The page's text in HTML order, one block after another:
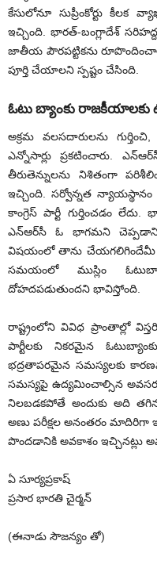
కేసులోనూ సుప్రీంకోర్టు కీలక
ఇచ్చింది. భారత్‌-బంగ్లాదేశ్‌
జాతీయ పౌరపట్టికను
పూర్తి చేయాలని స్పష్టం చేసింది.
ఓటు బ్యాంకు
అక్రమ వలసదారులను
ఎన్నోసార్లు ప్రకటించారు.
తీరుతెన్నులను నిశితంగా
ఇచ్చింది. సర్వోన్నత న్యాయస్థానం
కాంగ్రెస్‌ పార్టీ గుర్తించడం
ఎన్‌ఆర్‌సీ ఓ భాగమని
విషయంలో తాను చేయగలిగిందేమీ
సమయంలో ముస్లిం
దోహదపడుతుందని భావిస్తోంది.
రాష్ట్రంలోని వివిధ ప్రాంతాల్లో
పార్టీలకు నికరమైన
భద్రతాపరమైన సమస్యలకు
సమస్యపై ఉద్యమించాల్సిన అవసరం
నిలబడకపోతే అందుకు అది
అణు పరీక్షల అనంతరం మాదిరిగా
పొందడానికి అవకాశం ఇచ్చినట్లు
ఏ సూర్యప్రకాష్
ప్రసార భారతి చైర్మన్
(ఈనాడు సౌజన్యం తో)